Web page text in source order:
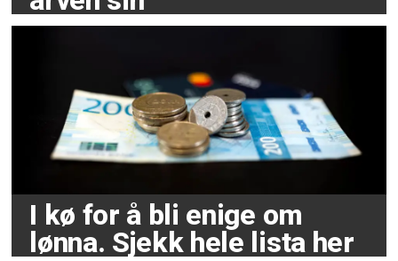
I kø for å bli enige om
lønna. Sjekk hele lista her